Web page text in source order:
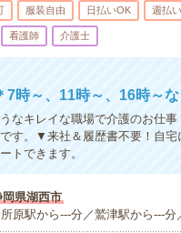
服装自由 日払いOK 週払
看護師 介護士
7時～、11時～、16時～
なキレイな職場で介護のお仕
す。▼来社＆履歴書不要！自
トできます。
岡県湖西市
原駅から---分／鷲津駅から---